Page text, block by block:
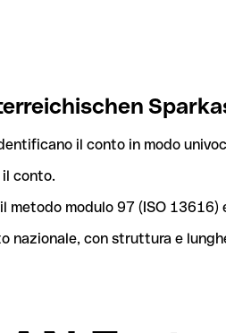
il conto in modo
conto.
metodo modulo 97 (ISO
nazionale, con struttura e